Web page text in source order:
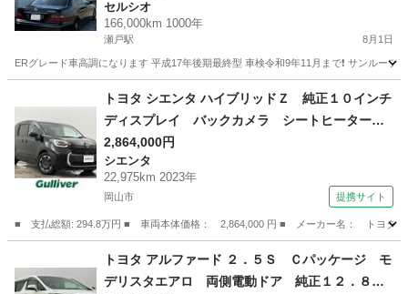
セルシオ
166,000km 1000年
瀬戸駅 8月1日
ERグレード車高調になります 平成17年後期最終型 車検令和9年11月まで❗️ サンルー
瀬戸駅 セルシオ 後期
トヨタ シエンタ ハイブリッドＺ 純正１０インチ
ディスプレイ バックカメラ シートヒーター
ステアリングヒーター ＥＴＣ２．０ ドライブ
レコーダー 両側パワースライドドア トヨタセ
ーフティーセンス プリクラッシュセーフ 追従
2,864,000円
シエンタ
22,975km 2023年
岡山市 提携サイト
■ 支払総額: 294.8万円 ■ 車両本体価格： 2,864,000 円 ■ メーカー名： トヨタ
シエンタ
トヨタ アルファード ２．５Ｓ Ｃパッケージ モ
デリスタエアロ 両側電動ドア 純正１２．８フ